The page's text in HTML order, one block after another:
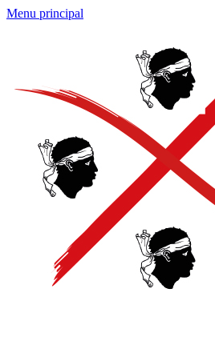
Menu principal